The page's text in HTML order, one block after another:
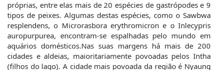
próprias, entre elas mais de 20 espécies de gastrópodes e 9
tipos de peixes. Algumas destas espécies, como o Sawbwa
resplendens, o Microrasbora erythromicron e o Inlecypris
auropurpurea, encontram-se espalhadas pelo mundo em
aquários domésticos.Nas suas margens há mais de 200
cidades e aldeias, maioritariamente povoadas pelos Intha
(filhos do lago). A cidade mais povoada da região é Nyaung